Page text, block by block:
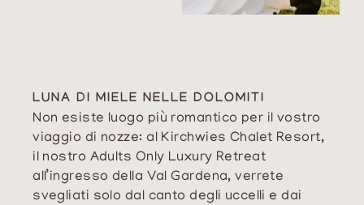
LUNA DI MIELE NELLE DOLOMITI
Non esiste luogo più romantico per il vostro
viaggio di nozze: al Kirchwies Chalet Resort,
il nostro Adults Only Luxury Retreat
all’ingresso della Val Gardena, verrete
svegliati solo dal canto degli uccelli e dai